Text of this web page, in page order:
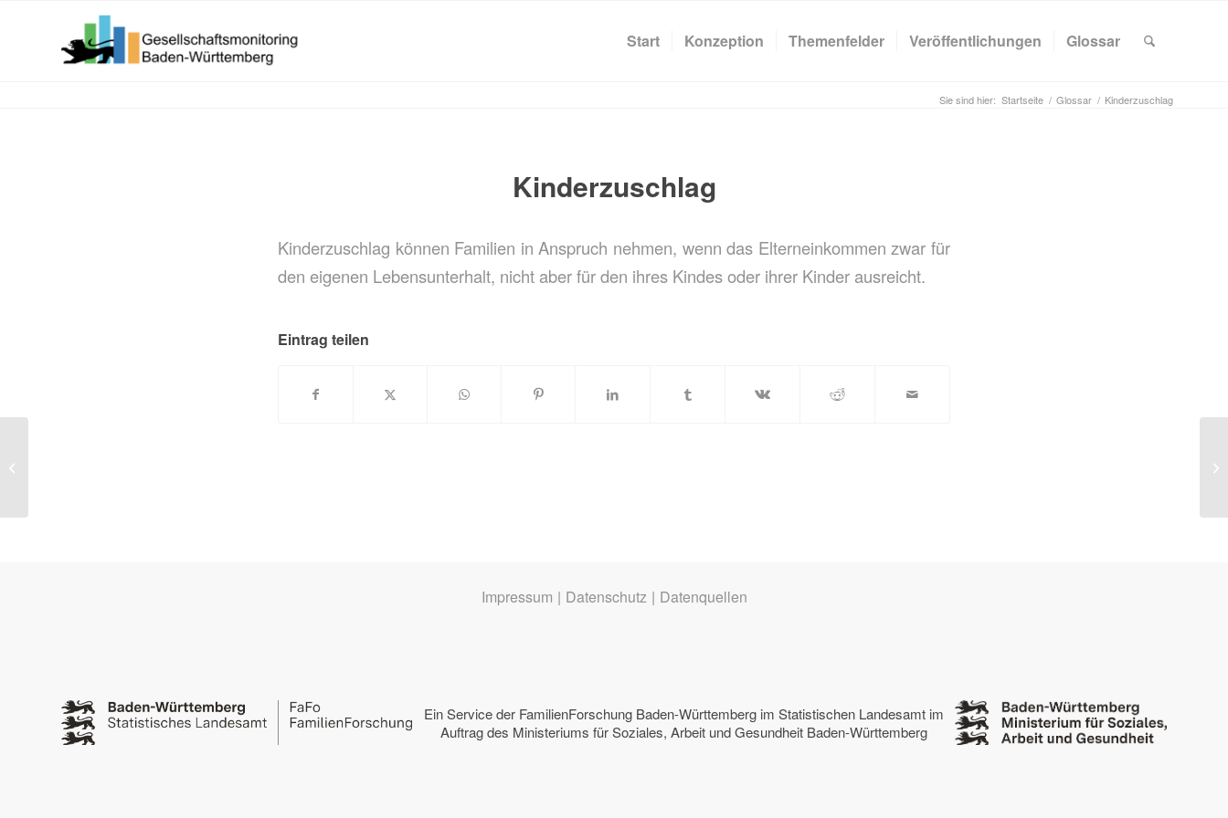
Start Konzeption Themenfelder Veröffentlichungen Glossar
Sie sind hier: Startseite / Glossar / Kinderzuschlag
Kinderzuschlag
Kinderzuschlag können Familien in Anspruch nehmen, wenn das Elterneinkommen zwar für
den eigenen Lebensunterhalt, nicht aber für den ihres Kindes oder ihrer Kinder ausreicht.
Eintrag teilen
Impressum | Datenschutz | Datenquellen
Ein Service der FamilienForschung Baden-Württembergim Statistischen Landesamt im
Auftrag des Ministeriums für Soziales, Arbeit und Gesundheit Baden-Württemberg